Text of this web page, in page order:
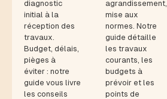
diagnostic
initial à la
réception des
travaux.
Budget, délais,
pièges à
éviter : notre
guide vous livre
les conseils
agrandissement,
mise aux
normes. Notre
guide détaille
les travaux
courants, les
budgets à
prévoir et les
points de